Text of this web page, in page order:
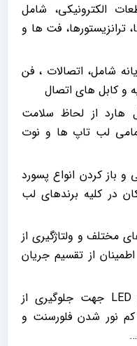
الکترونيکي، شامل
ترانزیستورها، فت ها و
شامل، اتصالات ، فن
و كابل هاي اتصال
هارد از لحاظ سلامت
لب تاپ ها و نوت
و باز کردن انواع پسورد
در کلیه برندهای لب
مختلف و ولتاژگیری از
از تقسيم جريان
آموزش تست کامل LCD و LED جهت جلوگيري از
نور شدن فلورسنت و